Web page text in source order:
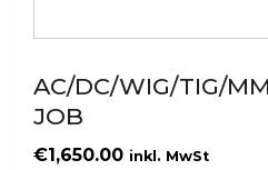
AC/DC/WIG/TIG/
JOB
€1,650.00 inkl. MwSt